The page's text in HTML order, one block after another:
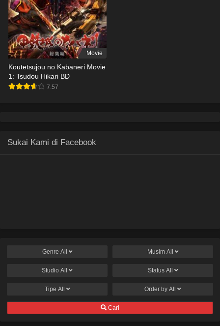
Movie
Koutetsujou no Kabaneri Movie
1: Tsudou Hikari BD
7.57
Sukai Kami di Facebook
Genre All Musim All
Studio All Status All
Tipe All Order by All
Cari